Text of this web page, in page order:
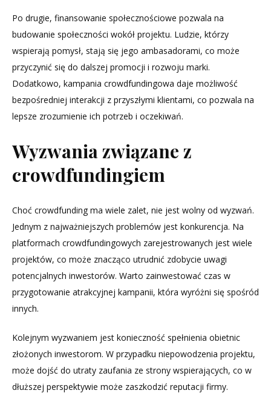
Po drugie, finansowanie społecznościowe pozwala na
budowanie społeczności wokół projektu. Ludzie, którzy
wspierają pomysł, stają się jego ambasadorami, co może
przyczynić się do dalszej promocji i rozwoju marki.
Dodatkowo, kampania crowdfundingowa daje możliwość
bezpośredniej interakcji z przyszłymi klientami, co pozwala na
lepsze zrozumienie ich potrzeb i oczekiwań.
Wyzwania związane z
crowdfundingiem
Choć crowdfunding ma wiele zalet, nie jest wolny od wyzwań.
Jednym z najważniejszych problemów jest konkurencja. Na
platformach crowdfundingowych zarejestrowanych jest wiele
projektów, co może znacząco utrudnić zdobycie uwagi
potencjalnych inwestorów. Warto zainwestować czas w
przygotowanie atrakcyjnej kampanii, która wyróżni się spośród
innych.
Kolejnym wyzwaniem jest konieczność spełnienia obietnic
złożonych inwestorom. W przypadku niepowodzenia projektu,
może dojść do utraty zaufania ze strony wspierających, co w
dłuższej perspektywie może zaszkodzić reputacji firmy.